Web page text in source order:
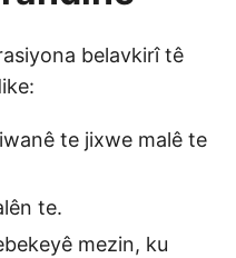
belavkirî tê
te jixwe malê te
te.
mezin, ku